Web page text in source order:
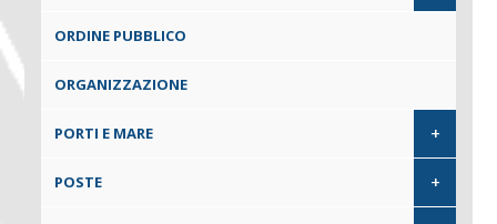
ORDINE PUBBLICO
ORGANIZZAZIONE
PORTI E MARE +
POSTE +